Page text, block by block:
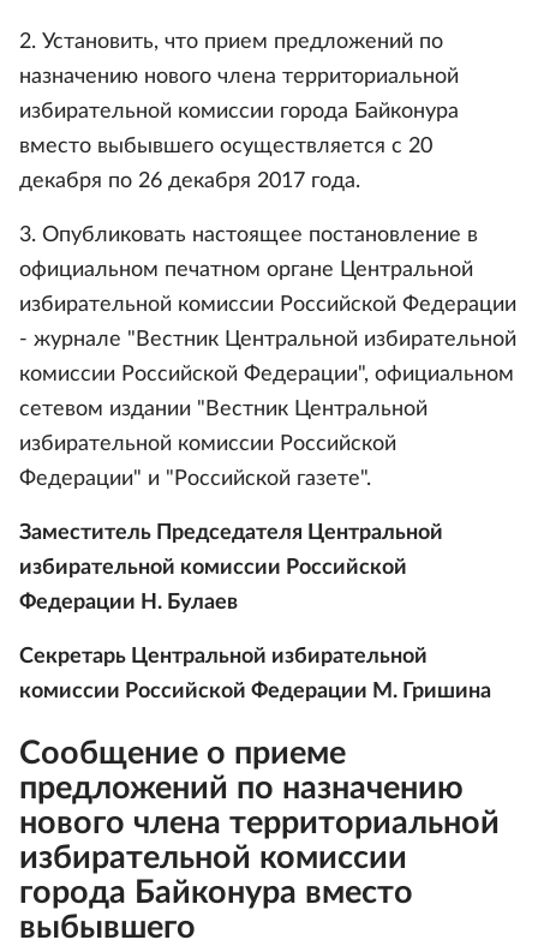
2. Установить, что прием предложений по
назначению нового члена территориальной
избирательной комиссии города Байконура
вместо выбывшего осуществляется с 20
декабря по 26 декабря 2017 года.
3. Опубликовать настоящее постановление в
официальном печатном органе Центральной
избирательной комиссии Российской Федерации
- журнале "Вестник Центральной избирательной
комиссии Российской Федерации", официальном
сетевом издании "Вестник Центральной
избирательной комиссии Российской
Федерации" и "Российской газете".
Заместитель Председателя Центральной
избирательной комиссии Российской
Федерации Н. Булаев
Секретарь Центральной избирательной
комиссии Российской Федерации М. Гришина
Сообщение о приеме
предложений по назначению
нового члена территориальной
избирательной комиссии
города Байконура вместо
выбывшего